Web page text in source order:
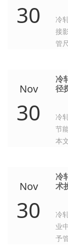
30
冷
接
管
Nov
30
冷
径
冷
节
本
Nov
30
冷
术
冷
业
予